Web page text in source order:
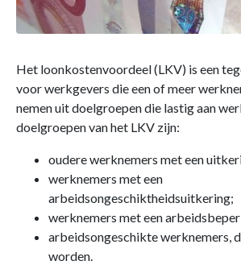
Het loonkostenvoordeel (LKV) is een
voor werkgevers die een of meer
nemen uit doelgroepen die lastig aan
doelgroepen van het LKV zijn:
oudere werknemers met een
werknemers met een
arbeidsongeschiktheidsuitkering;
werknemers met een
arbeidsongeschikte werknemers,
worden.